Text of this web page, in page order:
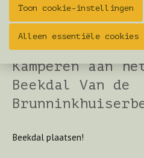
Camping op een oeroud
natuur bij
Kamperen aan
Beekdal Van de
Beekdal plaatsen!
Toon cookie-instellingen
Alleen essentiële cookies